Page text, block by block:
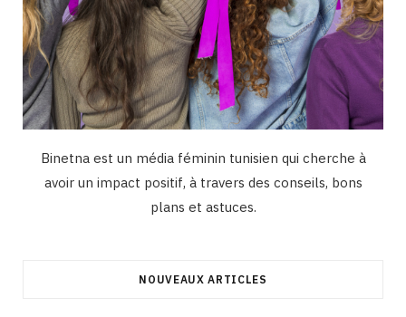
Binetna est un média féminin tunisien qui cherche à
avoir un impact positif, à travers des conseils, bons
plans et astuces.
NOUVEAUX ARTICLES